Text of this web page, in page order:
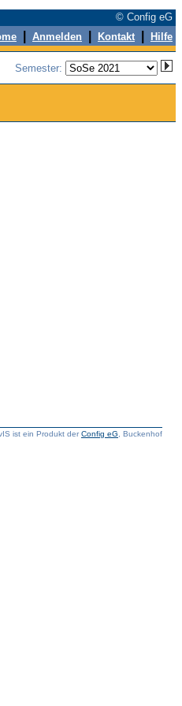
© Config eG
Anmelden Kontakt Hilfe
Semester:
ist ein Produkt derConfig eG , Buckenhof